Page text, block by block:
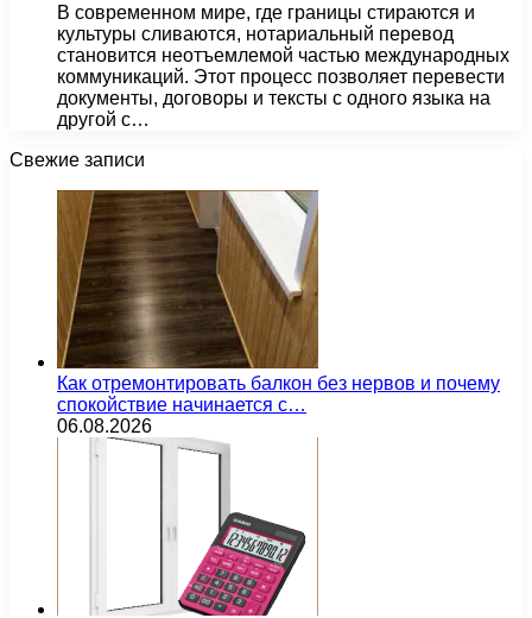
В современном мире, где границы стираются и
культуры сливаются, нотариальный перевод
становится неотъемлемой частью международных
коммуникаций. Этот процесс позволяет перевести
документы, договоры и тексты с одного языка на
другой с…
Свежие записи
Как отремонтировать балкон без нервов и почему
спокойствие начинается с…
06.08.2026